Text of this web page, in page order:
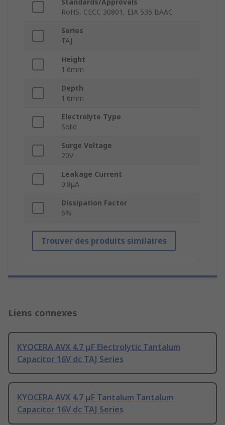
Standards/Approvals
RoHS, CECC 30801, EIA 535 BAAC
Series
TAJ
Height
1.6mm
Depth
1.6mm
Electrolyte Type
Solid
Surge Voltage
20V
Leakage Current
0.8μA
Dissipation Factor
6%
Trouver des produits similaires
Liens connexes
KYOCERA AVX 4.7 μF Electrolytic Tantalum
Capacitor 16V dc TAJ Series
KYOCERA AVX 4.7 μF Tantalum Tantalum
Capacitor 16V dc TAJ Series